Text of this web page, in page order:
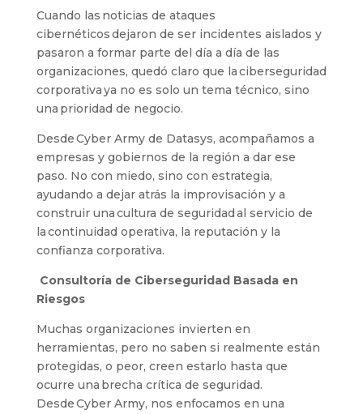
Cuando las noticias de ataques
cibernéticos dejaron de ser incidentes aislados y
pasaron a formar parte del día a día de las
organizaciones, quedó claro que la ciberseguridad
corporativa ya no es solo un tema técnico, sino
una prioridad de negocio.
Desde Cyber Army de Datasys, acompañamos a
empresas y gobiernos de la región a dar ese
paso. No con miedo, sino con estrategia,
ayudando a dejar atrás la improvisación y a
construir una cultura de seguridad al servicio de
la continuidad operativa, la reputación y la
confianza corporativa.
Consultoría de Ciberseguridad Basada en
Riesgos
Muchas organizaciones invierten en
herramientas, pero no saben si realmente están
protegidas, o peor, creen estarlo hasta que
ocurre una brecha crítica de seguridad.
Desde Cyber Army, nos enfocamos en una